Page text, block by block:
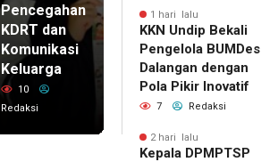
Pencegahan
KDRT dan
Komunikasi
Keluarga
10
Redaksi
1 hari lalu
KKN Undip Bekali
Pengelola BUMDes
Dalangan dengan
Pola Pikir Inovatif
7 Redaksi
2 hari lalu
Kepala DPMPTSP